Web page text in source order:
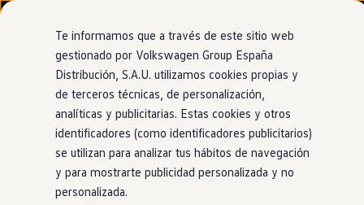
Ir
directamente
al contenido
Ir
directamente
al pie de
página
Nuevo ID. Cross
Vehículos Comerciales
Compra y ofertas
Volkswagen nuevo en stock
Volkswagen de ocasión
Financiación
My Renting
My Way
Seguros
Empresas
Autoescuelas
Eléctricos e híbridos
Te informamos que a través de este sitio web
gestionado por Volkswagen Group España
Distribución, S.A.U. utilizamos cookies propias y
de terceros técnicas, de personalización,
analíticas y publicitarias. Estas cookies y otros
identificadores (como identificadores publicitarios)
se utilizan para analizar tus hábitos de navegación
y para mostrarte publicidad personalizada y no
personalizada.